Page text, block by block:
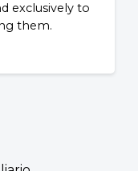
exclusively to
them.